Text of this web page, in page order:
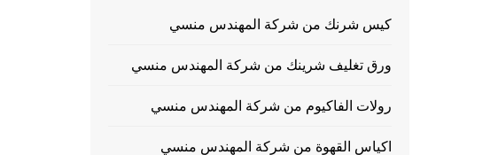
كيس شرنك من شركة المهندس منسي
ورق تغليف شرينك من شركة المهندس منسي
رولات الفاكيوم من شركة المهندس منسي
اكياس القهوة من شركة المهندس منسي